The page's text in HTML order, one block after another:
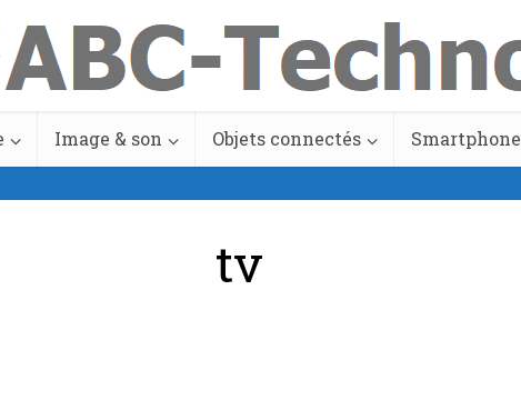
Image & son Objets connectés Smartphone
tv